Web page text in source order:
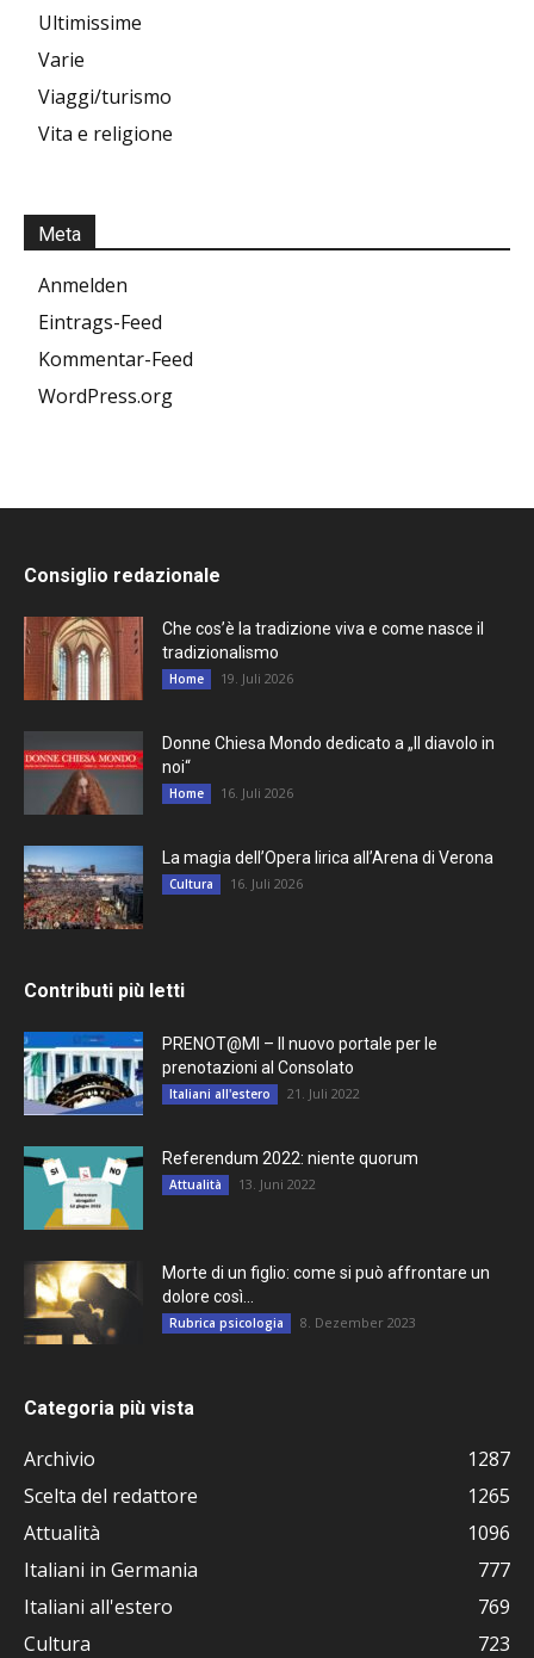
Ultimissime
Varie
Viaggi/turismo
Vita e religione
Meta
Anmelden
Eintrags-Feed
Kommentar-Feed
WordPress.org
Consiglio redazionale
Che cos’è la tradizione viva e come nasce il
tradizionalismo
Home 19. Juli 2026
Donne Chiesa Mondo dedicato a „Il diavolo in
noi“
Home 16. Juli 2026
La magia dell’Opera lirica all’Arena di Verona
Cultura 16. Juli 2026
Contributi più letti
PRENOT@MI – Il nuovo portale per le
prenotazioni al Consolato
Italiani all'estero 21. Juli 2022
Referendum 2022: niente quorum
Attualità 13. Juni 2022
Morte di un figlio: come si può affrontare un
dolore così...
Rubrica psicologia 8. Dezember 2023
Categoria più vista
Archivio
1287
Scelta del redattore
1265
Attualità
1096
Italiani in Germania
777
Italiani all'estero
769
Cultura
723